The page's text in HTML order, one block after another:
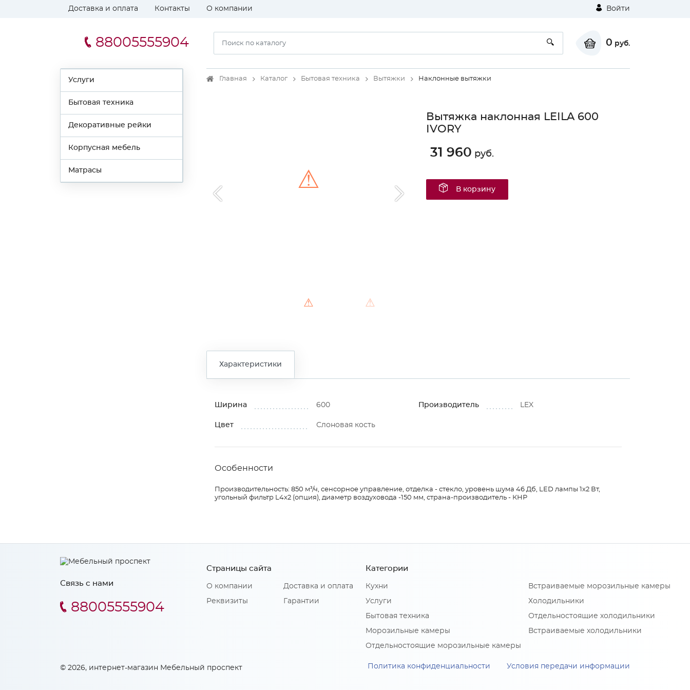
Доставка и оплата Контакты О компании Войти
88005555904 0 руб.
Услуги
Бытовая техника
Декоративные рейки
Корпусная мебель
Матрасы
Главная Каталог Бытовая техника Вытяжки Наклонные вытяжки
⚠ ⚠
⚠ ⚠
Вытяжка наклонная LEILA 600
IVORY
31 960 руб.
В корзину
Характеристики
Ширина 600 Производитель LEX
Цвет Слоновая кость
Особенности
Производительность: 850 м³/ч, сенсорное управление, отделка - стекло, уровень шума 46 Дб, LED лампы 1х2 Вт,
угольный фильтр L4x2 (опция), диаметр воздуховода -150 мм, страна-производитель - КНР
Связь с нами
88005555904
Страницы сайта
О компании
Реквизиты
Доставка и оплата
Гарантии
Категории
Кухни
Услуги
Бытовая техника
Морозильные камеры
Отдельностоящие морозильные камеры
Встраиваемые морозильные камеры
Холодильники
Отдельностоящие холодильники
Встраиваемые холодильники
© 2026, интернет-магазин Мебельный проспект Политика конфиденциальности Условия передачи информации